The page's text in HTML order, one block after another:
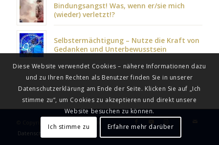
Bindungsangst! Was, wenn er/sie mich
(wieder) verletzt!?
Selbstermächtigung – Nutze die Kraft von
Gedanken und Unterbewusstsein
Datenschutz
Diese Website verwendet Cookies – nähere Informationen dazu
und zu Ihren Rechten als Benutzer finden Sie in unserer
Datenschutzerklärung am Ende der Seite. Klicken Sie auf „Ich
stimme zu“, um Cookies zu akzeptieren und direkt unsere
Website besuchen zu können.
Ich stimme zu
Erfahre mehr darüber